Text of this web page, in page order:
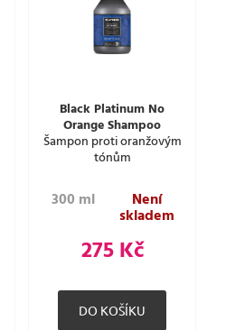
Black Platinum No
Orange Shampoo
Šampon proti oranžovým
tónům
300 ml Není
skladem
275 Kč